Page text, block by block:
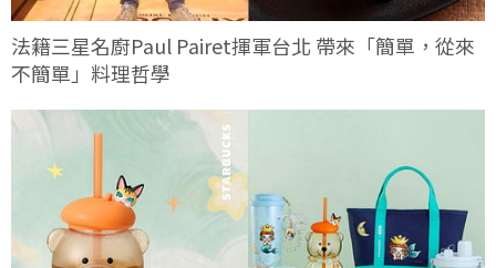
法籍三星名廚Paul Pairet揮軍台北 帶來「簡單，從來
不簡單」料理哲學